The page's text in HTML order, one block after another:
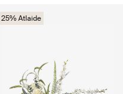
25% Atlaide